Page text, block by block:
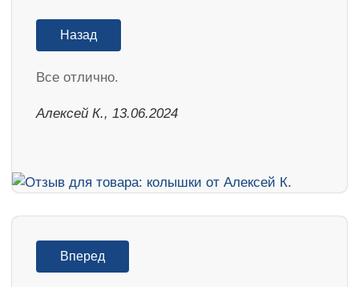
Назад
Все отлично.
Алексей К., 13.06.2024
Вперед